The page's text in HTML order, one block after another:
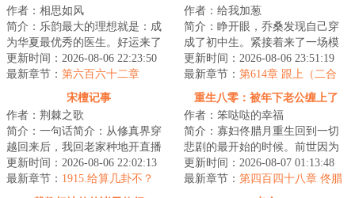
作者：相思如风
简介：乐韵最大的理想就是：成
为华夏最优秀的医生。好运来了
挡不住，高考前无意间开启一个
系统，双眼获得...
更新时间：2026-08-06 22:23:50
最新章节： 第六百六十二章
作者：给我加葱
简介：睁开眼，乔桑发现自己穿
成了初中生。紧接着来了一场模
拟考。毕业她怕了吗？她怕
了……这考的都什么...
更新时间：2026-08-06 23:51:19
最新章节： 第614章 跟上（二合
一）
宋檀记事
作者：荆棘之歌
简介：一句话简介：从修真界穿
越回来后，我回老家种地开直播
卖菜了！修成金丹渡劫失败的宋
檀回到现代，发...
更新时间：2026-08-06 22:02:13
最新章节： 1915.给算几卦不？
重生八零：被年下老公缠上了
作者：笨哒哒的幸福
简介：寡妇佟腊月重生回到一切
悲剧的最开始的时候。前世因为
改嫁宋大龙，踏上了一条不归
路。重生归来的第...
更新时间：2026-08-07 01:13:48
最新章节： 第四百四十八章 佟腊
月改变了我的一生